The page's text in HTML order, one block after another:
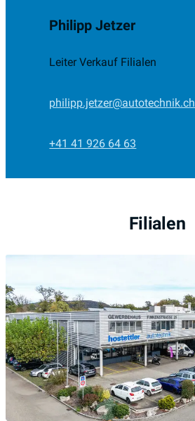
Philipp Jetzer
Leiter Verkauf Filialen
philipp.jetzer@autotechnik.ch
+41 41 926 64 63
Filialen